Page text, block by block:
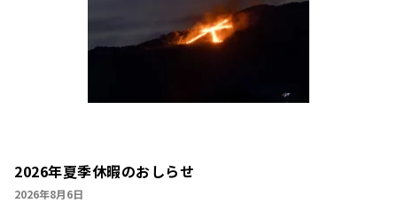
2026年夏季休暇のおしらせ
2026年8月6日